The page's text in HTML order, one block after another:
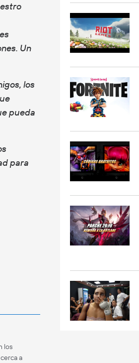
Un
los
pueda
para
los
a